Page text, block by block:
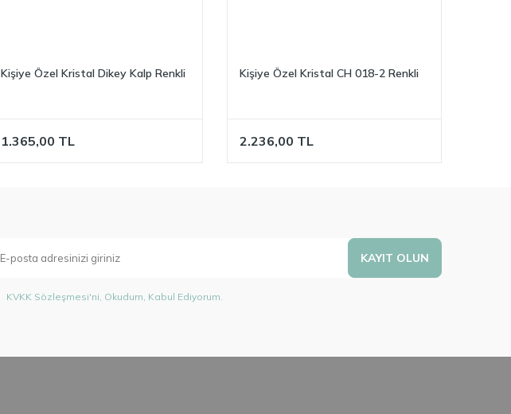
Kişiye Özel Kristal Dikey Kalp Renkli
1.365,00 TL
Kişiye Özel Kristal CH 018-2 Renkli
2.236,00 TL
KAYIT OLUN
KVKK Sözleşmesi'ni , Okudum, Kabul Ediyorum.